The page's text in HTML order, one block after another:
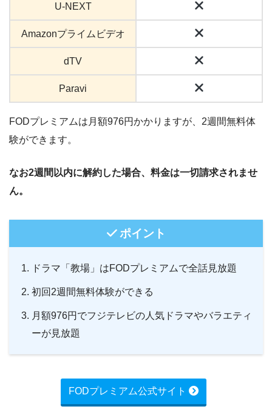
U-NEXT
Amazonプライムビデオ
dTV
Paravi
FODプレミアムは月額976円かかりますが、2週間無料体
験ができます。
なお2週間以内に解約した場合、料金は一切請求されませ
ん。
ポイント
ドラマ「教場」はFODプレミアムで全話見放題
初回2週間無料体験ができる
月額976円でフジテレビの人気ドラマやバラエティ
ーが見放題
FODプレミアム公式サイト